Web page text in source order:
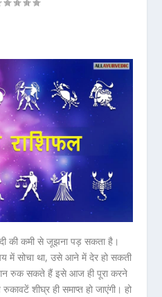
की कमी से जूझना पड़ सकता है।
सोचा था, उसे आने में देर हो सकती
रुक सकते हैं इसे आज ही पूरा करने
शीघ्र ही समाप्त हो जाएंगी। हो